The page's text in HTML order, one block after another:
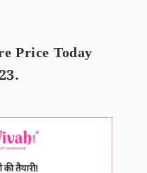
Price Today